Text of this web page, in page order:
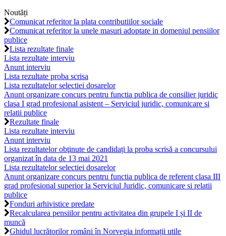
Noutăți
Comunicat referitor la plata contributiilor sociale
Comunicat referitor la unele masuri adoptate in domeniul pensiilor
publice
Lista rezultate finale
Lista rezultate interviu
Anunt interviu
Lista rezultate proba scrisa
Lista rezultatelor selectiei dosarelor
Anunt organizare concurs pentru functia publica de consilier juridic
clasa I grad profesional asistent – Serviciul juridic, comunicare si
relatii publice
Rezultate finale
Lista rezultate interviu
Anunt interviu
Lista rezultatelor obţinute de candidați la proba scrisă a concursului
organizat în data de 13 mai 2021
Lista rezultatelor selectiei dosarelor
Anunt organizare concurs pentru functia publica de referent clasa III
grad profesional superior la Serviciul Juridic, comunicare si relatii
publice
Fonduri arhivistice predate
Recalcularea pensiilor pentru activitatea din grupele I și II de
muncă
Ghidul lucrătorilor români în Norvegia informații utile